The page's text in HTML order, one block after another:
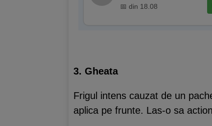
📅 din 18.08
3. Gheata
Frigul intens cauzat de un
aplica pe frunte. Las-o sa